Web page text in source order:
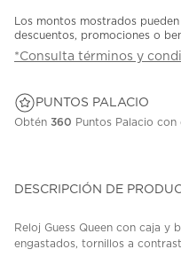
Los montos mostrados
descuentos, promociones o
*Consulta términos y
PUNTOS PALACIO
Obtén 360 Puntos Palacio con
DESCRIPCIÓN DE
Reloj Guess Queen con caja y
engastados, tornillos a